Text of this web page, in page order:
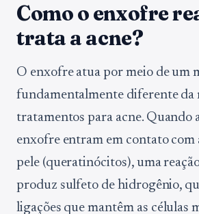
Como o enxofre
trata a acne?
O enxofre atua por meio de um
fundamentalmente diferente da
tratamentos para acne. Quando
enxofre entram em contato com
pele (queratinócitos), uma
produz sulfeto de hidrogênio,
ligações que mantêm as células